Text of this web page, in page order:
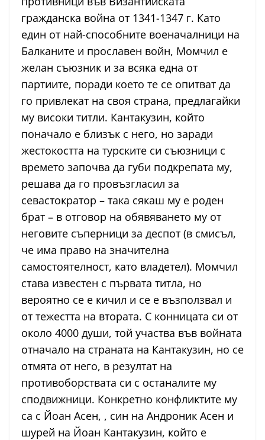
гражданска война от 1341-1347 г. Като
един от най-способните военачалници на
Балканите и прославен войн, Момчил е
желан съюзник и за всяка една от
партиите, поради което те се опитват да
го привлекат на своя страна, предлагайки
му високи титли. Кантакузин, който
поначало е близък с него, но заради
жестокостта на турските си съюзници с
времето започва да губи подкрепата му,
решава да го провъзгласил за
севастократор – така сякаш му е роден
брат – в отговор на обявяването му от
неговите съперници за деспот (в смисъл,
че има право на значителна
самостоятелност, като владетел). Момчил
става известен с първата титла, но
вероятно се е кичил и се е възползвал и
от тежестта на втората. С конницата си от
около 4000 души, той участва във войната
отначало на страната на Кантакузин, но се
отмята от него, в резултат на
противоборствата си с останалите му
сподвижници. Конкретно конфликтите му
са с Йоан Асен, , син на Андроник Асен и
шурей на Йоан Кантакузин, който е